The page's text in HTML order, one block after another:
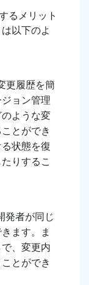
るメリット
以下のよ
更履歴を簡
ョン管理
ような変
とができ
状態を復
りするこ
発者が同じ
ます。ま
、変更内
とができ